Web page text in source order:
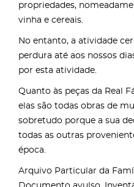
propriedades,
vinha e cereais.
No entanto, a atividade
perdura até aos nossos
por esta atividade.
Quanto às peças da Real
elas são todas obras de
sobretudo porque a sua
todas as outras
época.
Arquivo Particular da